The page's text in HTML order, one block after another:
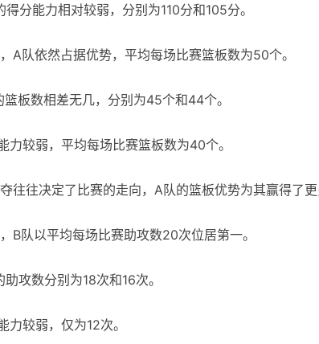
得分能力相对较弱，分别为110分和105分。
A队依然占据优势，平均每场比赛篮板数为50个。
篮板数相差无几，分别为45个和44个。
力较弱，平均每场比赛篮板数为40个。
往往决定了比赛的走向，A队的篮板优势为其赢得了更
B队以平均每场比赛助攻数20次位居第一。
攻数分别为18次和16次。
力较弱，仅为12次。